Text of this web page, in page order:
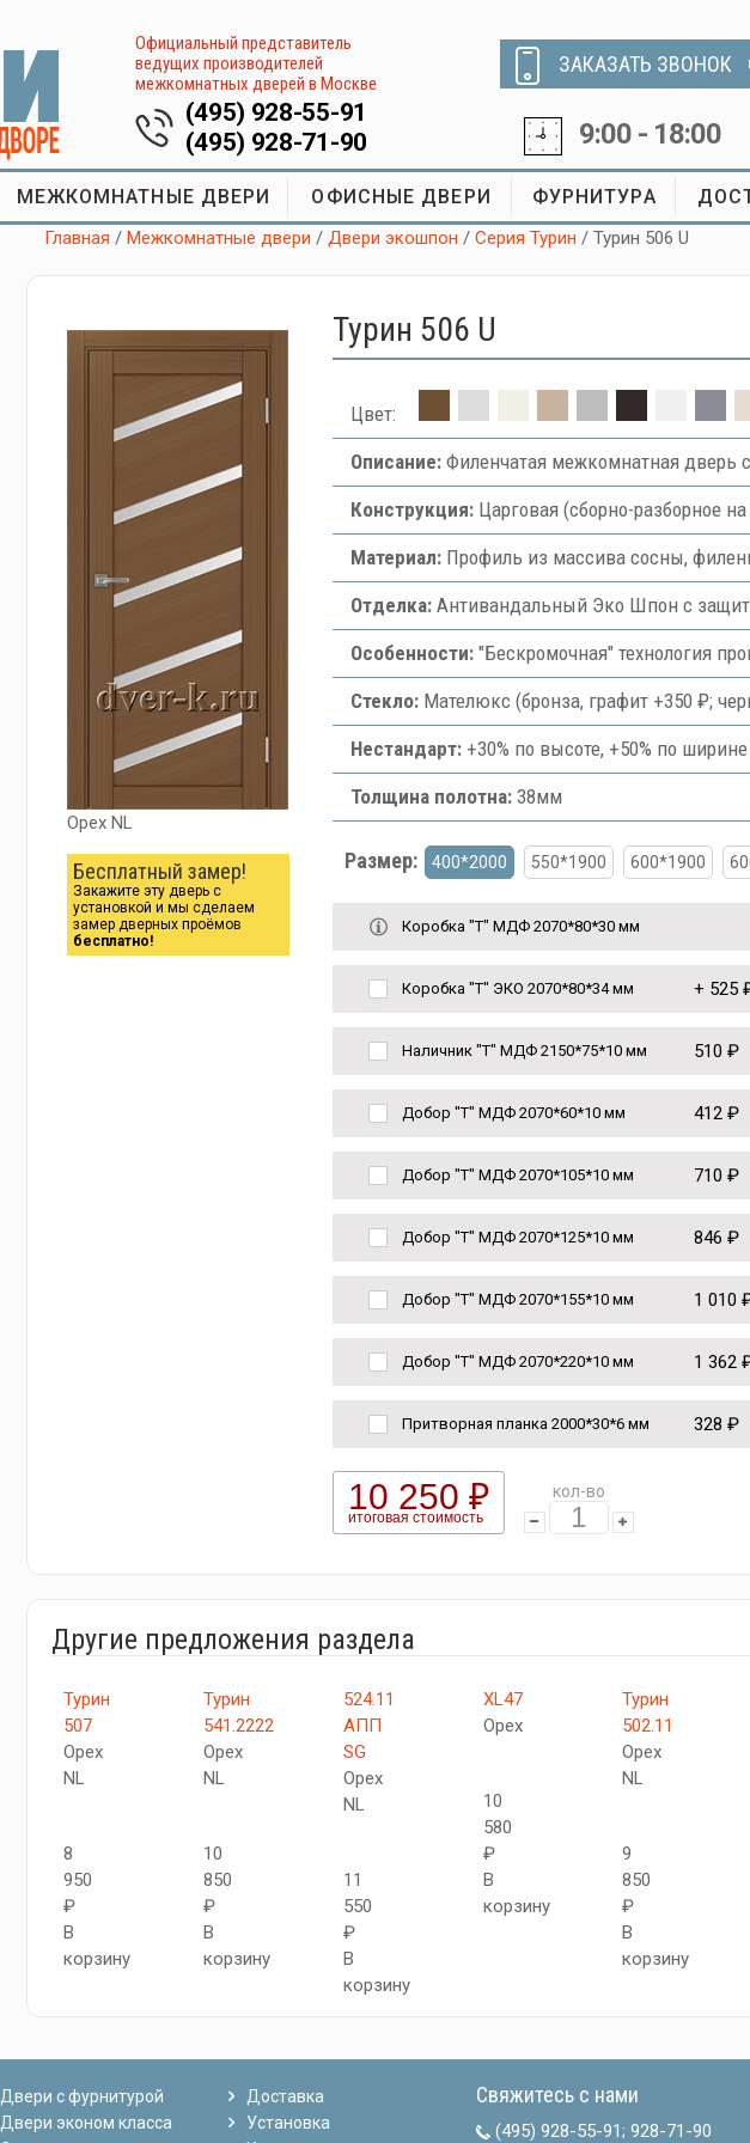
Официальный представитель
ведущих производителей
межкомнатных дверей в Москве
(495) 928-55-91
(495) 928-71-90
ЗАКАЗАТЬ ЗВОНОК
9:00 - 18:00
МЕЖКОМНАТНЫЕ ДВЕРИ ОФИСНЫЕ ДВЕРИ ФУРНИТУРА
Главная /Межкомнатные двери /Двери экошпон /Серия Турин / Турин 506 U
Орех NL
Бесплатный замер!
Закажите эту дверь с
установкой и мы сделаем
замер дверных проёмов
бесплатно!
Турин 506 U
Цвет:
Описание:Филенчатая межкомнатная дверь
Конструкция:Царговая (сборно-разборное
Материал:Профиль из массива сосны,
Отделка:Антивандальный Эко Шпон с
Особенности:"Бескромочная" технология
Стекло:Мателюкс (бронза, графит +350 ₽;
Нестандарт:+30% по высоте, +50% по
Толщина полотна:38мм
Размер: 400*2000 550*1900 600*1900
Коробка "Т" МДФ 2070*80*30 мм
Коробка "Т" ЭКО 2070*80*34 мм + 525
Наличник "Т" МДФ 2150*75*10 мм 510 ₽
Добор "Т" МДФ 2070*60*10 мм 412 ₽
Добор "Т" МДФ 2070*105*10 мм 710 ₽
Добор "Т" МДФ 2070*125*10 мм 846 ₽
Добор "Т" МДФ 2070*155*10 мм 1 010
Добор "Т" МДФ 2070*220*10 мм 1 362
Притворная планка 2000*30*6 мм 328 ₽
10 250 ₽
итоговая стоимость
кол-во
Другие предложения раздела
Турин
507
Орех
NL
8
950
₽
В
корзину
Турин
541.2222
Орех
NL
10
850
₽
В
корзину
524.11
АПП
SG
Орех
NL
11
550
₽
В
корзину
XL47
Орех
10
580
₽
В
корзину
Турин
502.11
Орех
NL
9
850
₽
В
корзину
Двери с фурнитурой
Двери эконом класса
Доставка
Установка
Свяжитесь с нами
(495) 928-55-91; 928-71-90